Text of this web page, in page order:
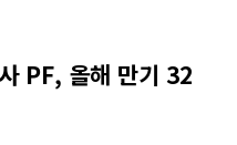
PF, 올해 만기 32